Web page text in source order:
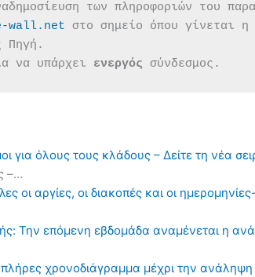
των πληροφοριών του
wall.net στο σημείο όπου γίνεται η
Πηγή.
να υπάρχει ενεργός σύνδεσμος.
για όλους τους κλάδους – Δείτε τη νέα
–…
οι αργίες, οι διακοπές και οι
Την επόμενη εβδομάδα αναμένεται η
πλήρες χρονοδιάγραμμα μέχρι την